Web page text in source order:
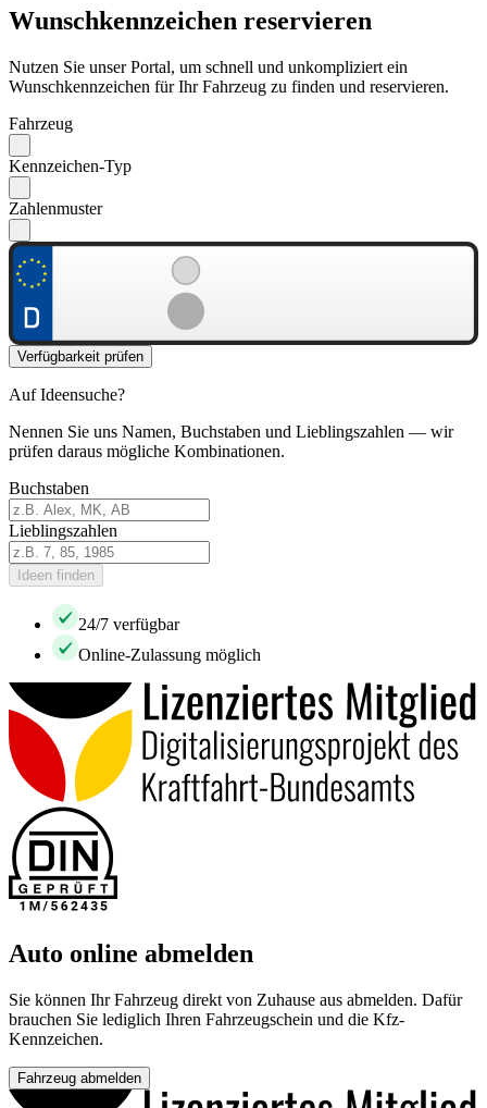
Wunschkennzeichen reservieren
Nutzen Sie unser Portal, um schnell und unkompliziert ein
Wunschkennzeichen für Ihr Fahrzeug zu finden und reservieren.
Fahrzeug
Kennzeichen-Typ
Zahlenmuster
Verfügbarkeit prüfen
Auf Ideensuche?
Nennen Sie uns Namen, Buchstaben und Lieblingszahlen — wir
prüfen daraus mögliche Kombinationen.
Buchstaben
Lieblingszahlen
Ideen finden
24/7 verfügbar
Online-Zulassung möglich
Auto online abmelden
Sie können Ihr Fahrzeug direkt von Zuhause aus abmelden. Dafür
brauchen Sie lediglich Ihren Fahrzeugschein und die Kfz-
Kennzeichen.
Fahrzeug abmelden